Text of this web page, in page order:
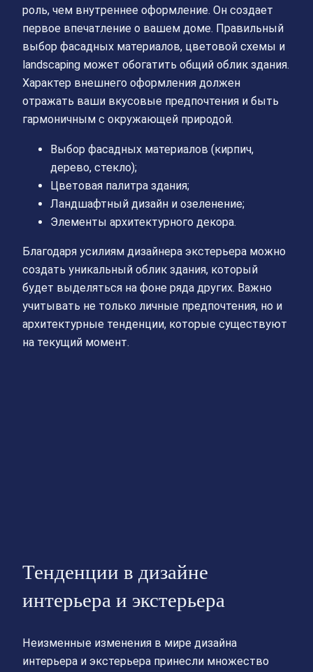
роль, чем внутреннее оформление. Он создает
первое впечатление о вашем доме. Правильный
выбор фасадных материалов, цветовой схемы и
landscaping может обогатить общий облик здания.
Характер внешнего оформления должен
отражать ваши вкусовые предпочтения и быть
гармоничным с окружающей природой.
Выбор фасадных материалов (кирпич,
дерево, стекло);
Цветовая палитра здания;
Ландшафтный дизайн и озеленение;
Элементы архитектурного декора.
Благодаря усилиям дизайнера экстерьера можно
создать уникальный облик здания, который
будет выделяться на фоне ряда других. Важно
учитывать не только личные предпочтения, но и
архитектурные тенденции, которые существуют
на текущий момент.
Тенденции в дизайне
интерьера и экстерьера
Неизменные изменения в мире дизайна
интерьера и экстерьера принесли множество